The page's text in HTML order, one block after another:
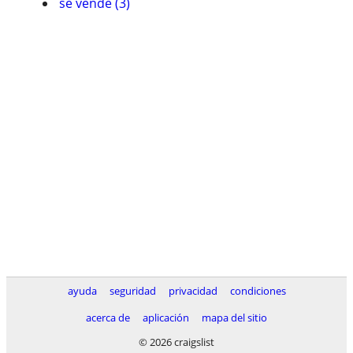
ayuda seguridad privacidad
condiciones
acerca de
aplicación
mapa del sitio
© 2026 craigslist